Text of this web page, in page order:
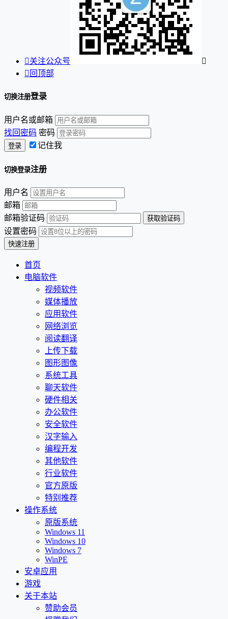
关注公众号

 回顶部
切换注册登录
用户名或邮箱
找回密码 密码
记住我
切换登录注册
用户名
邮箱
邮箱验证码
设置密码
首页
电脑软件
视频软件
媒体播放
应用软件
网络浏览
阅读翻译
上传下载
图形图像
系统工具
聊天软件
硬件相关
办公软件
安全软件
汉字输入
编程开发
其他软件
行业软件
官方原版
特别推荐
操作系统
原版系统
Windows 11
Windows 10
Windows 7
WinPE
安卓应用
游戏
关于本站
赞助会员